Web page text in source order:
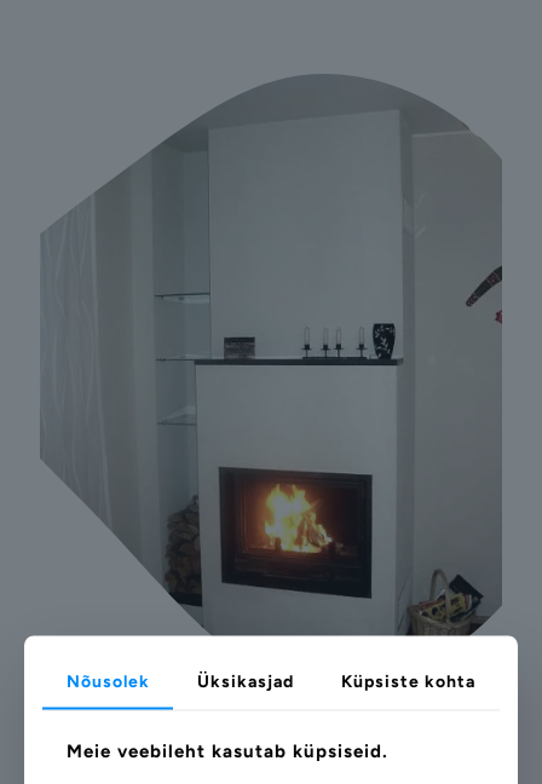
Nõusolek Üksikasjad Küpsiste kohta
Meie veebileht kasutab küpsiseid.